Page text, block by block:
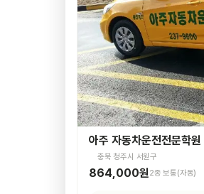
아주 자동차운전전문학원
충북 청주시 서원구
864,000원 2종 보통(자동)